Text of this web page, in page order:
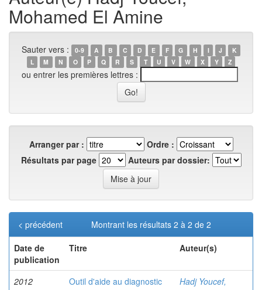
Mohamed El Amine
Sauter vers : 0-9 A B C D E F G H I J
K
L
M N O P Q R S T U V W X Y Z
ou entrer les premières lettres :
Arranger par :
Ordre :
Résultats par page
Auteurs par dossier:
Montrant les résultats 2 à 2 de 2
< précédent
Date de
publication
Titre Auteur(s)
2012
Outil d'aide au diagnostic
Hadj Youcef,